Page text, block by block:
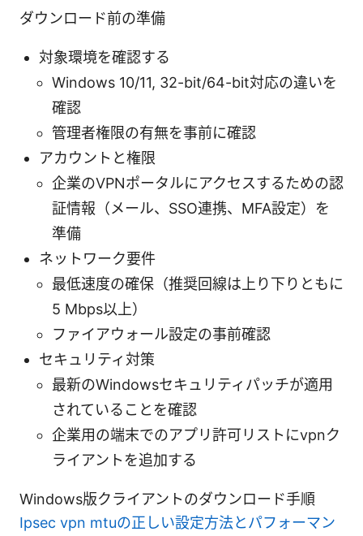
ダウンロード前の準備
対象環境を確認する
Windows 10/11, 32-bit/64-bit対応の違いを
確認
管理者権限の有無を事前に確認
アカウントと権限
企業のVPNポータルにアクセスするための認
証情報（メール、SSO連携、MFA設定）を
準備
ネットワーク要件
最低速度の確保（推奨回線は上り下りともに
5 Mbps以上）
ファイアウォール設定の事前確認
セキュリティ対策
最新のWindowsセキュリティパッチが適用
されていることを確認
企業用の端末でのアプリ許可リストにvpnク
ライアントを追加する
Windows版クライアントのダウンロード手順
Ipsec vpn mtuの正しい設定方法とパフォーマン